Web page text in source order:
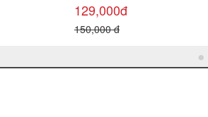
129,000đ
150,000 đ